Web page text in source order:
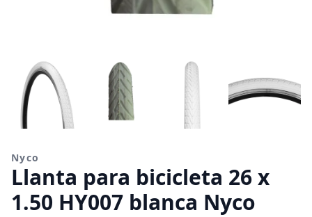
Nyco
Llanta para bicicleta 26 x
1.50 HY007 blanca Nyco